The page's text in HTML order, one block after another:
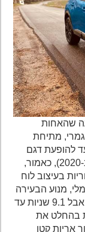
שהאחות
לגמרי, מתיחת
עד להופעת דגם
חדש בשנים הקרובות. הדור השני (שהושק ב-2020), כאמור,
בעיצוב לוח
מנוע הבעירה
הפנימית לא מציע תאוצות שוברות-מפרקת, אבל 9.1 שניות עד
בהחלט את
קטן